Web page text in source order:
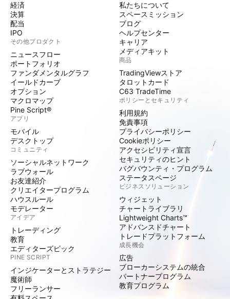
経済
決算
配当
IPO
その他プロダクト
ニュースフロー
ポートフォリオ
ファンダメンタルグラフ
イールドカーブ
オプション
マクロマップ
Pine Script®
アプリ
モバイル
デスクトップ
コミュニティ
ソーシャルネットワーク
ラブウォール
お友達紹介
クリエイタープログラム
ハウスルール
モデレーター
アイデア
トレーディング
教育
エディターズピック
PINE SCRIPT
インジケーターとストラテジー
魔術師
フリーランサー
私たちについて
スペースミッション
ブログ
ヘルプセンター
キャリア
メディアキット
商品
TradingViewストア
タロットカード
C63 TradeTime
ポリシーとセキュリティ
利用規約
免責事項
プライバシーポリシー
Cookieポリシー
アクセシビリティ宣言
セキュリティのヒント
バグバウンティ・プログラム
ステータスページ
ビジネスソリューション
ウィジェット
チャートライブラリ
Lightweight Charts™
アドバンスドチャート
トレードプラットフォーム
成長機会
広告
ブローカーシステムの統合
パートナープログラム
教育プログラム